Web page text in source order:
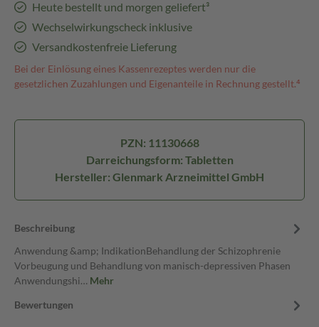
Heute bestellt und morgen geliefert³
Wechselwirkungscheck inklusive
Versandkostenfreie Lieferung
Bei der Einlösung eines Kassenrezeptes werden nur die
gesetzlichen Zuzahlungen und Eigenanteile in Rechnung gestellt.⁴
PZN: 11130668
Darreichungsform: Tabletten
Hersteller: Glenmark Arzneimittel GmbH
Beschreibung
Anwendung &amp; IndikationBehandlung der Schizophrenie
Vorbeugung und Behandlung von manisch-depressiven Phasen
Anwendungshi… Mehr
Bewertungen